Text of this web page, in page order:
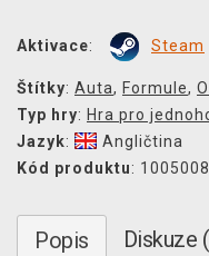
Aktivace: Steam
Štítky: Auta, Formule,
Typ hry: Hra pro
Jazyk:
Angličtina
Kód produktu: 1005008
Popis Diskuze